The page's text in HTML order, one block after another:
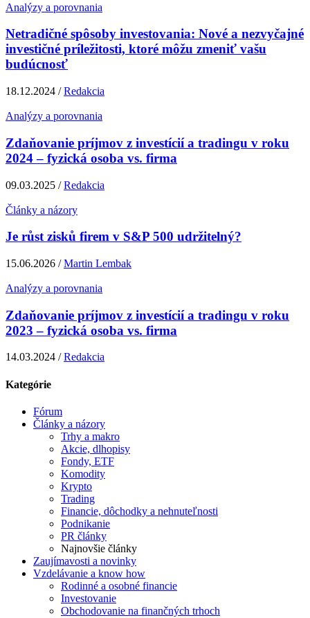
Analýzy a porovnania
Netradičné spôsoby investovania: Nové a nezvyčajné
investičné príležitosti, ktoré môžu zmeniť vašu
budúcnosť
18.12.2024 /Redakcia
Analýzy a porovnania
Zdaňovanie príjmov z investícií a tradingu v roku
2024 – fyzická osoba vs. firma
09.03.2025 /Redakcia
Články a názory
Je růst zisků firem v S&P 500 udržitelný?
15.06.2026 /Martin Lembak
Analýzy a porovnania
Zdaňovanie príjmov z investícií a tradingu v roku
2023 – fyzická osoba vs. firma
14.03.2024 /Redakcia
Kategórie
Fórum
Články a názory
Trhy a makro
Akcie, dlhopisy
Fondy, ETF
Komodity
Krypto
Trading
Financie, dôchodky a nehnuteľnosti
Podnikanie
PR články
Najnovšie články
Zaujímavosti a novinky
Vzdelávanie a know how
Rodinné a osobné financie
Investovanie
Obchodovanie na finančných trhoch